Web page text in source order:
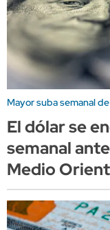
Mayor suba semanal
El dólar se
semanal
Medio